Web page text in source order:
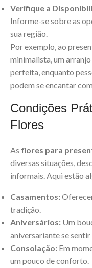
Verifique a
Informe-se sobre as
sua região.
Por exemplo, ao
minimalista, um
perfeita, enquanto
podem se encantar
Condições
Flores
As flores para
diversas situações,
informais. Aqui estão
Casamentos:
tradição.
Aniversários: Um
aniversariante se sentir
Consolação: Em
um pouco de conforto.